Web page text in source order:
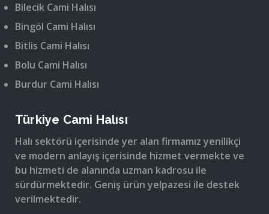
Bilecik Cami Halısı
Bingöl Cami Halısı
Bitlis Cami Halısı
Bolu Cami Halısı
Burdur Cami Halısı
Türkiye Cami Halısı
Halı sektörü içerisinde yer alan firmamız yenilikçi
ve modern anlayış içerisinde hizmet vermekte ve
bu hizmeti de alanında uzman kadrosu ile
sürdürmektedir. Geniş ürün yelpazesi ile destek
verilmektedir.